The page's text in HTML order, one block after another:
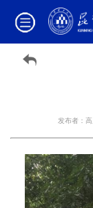
发布者：